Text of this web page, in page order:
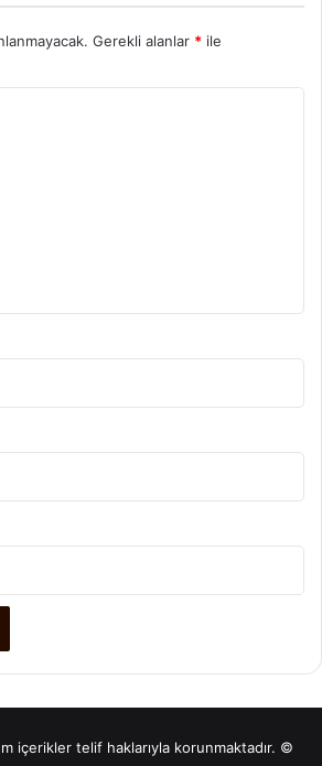
Gerekli alanlar * ile
içerikler telif haklarıyla korunmaktadır. ©